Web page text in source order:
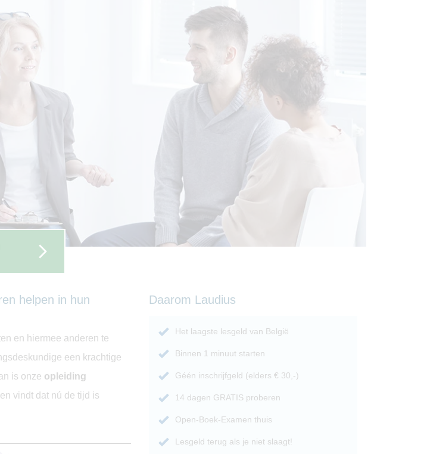
helpen in hun
en hiermee anderen te
een krachtige
is onze opleiding
vindt dat nú de tijd is
Daarom Laudius
Het laagste lesgeld van België
Binnen 1 minuut starten
Géén inschrijfgeld (elders € 30,-)
14 dagen GRATIS proberen
Open-Boek-Examen thuis
Lesgeld terug als je niet slaagt!